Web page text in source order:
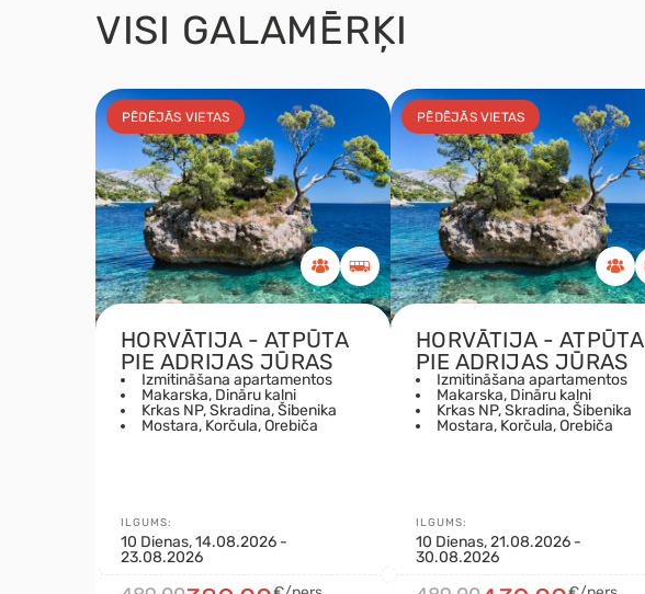
VISI GALAMĒRĶI
PĒDĒJĀS VIETAS
HORVĀTIJA - ATPŪTA
PIE ADRIJAS JŪRAS
Izmitināšana apartamentos
Makarska, Dināru kalni
Krkas NP, Skradina, Šibenika
Mostara, Korčula, Orebiča
ILGUMS:
10 Dienas, 14.08.2026 -
23.08.2026
PĒDĒJĀS VIETAS
HORVĀTIJA - ATPŪTA
PIE ADRIJAS JŪRAS
Izmitināšana apartamentos
Makarska, Dināru kalni
Krkas NP, Skradina, Šibenika
Mostara, Korčula, Orebiča
ILGUMS:
10 Dienas, 21.08.2026 -
30.08.2026